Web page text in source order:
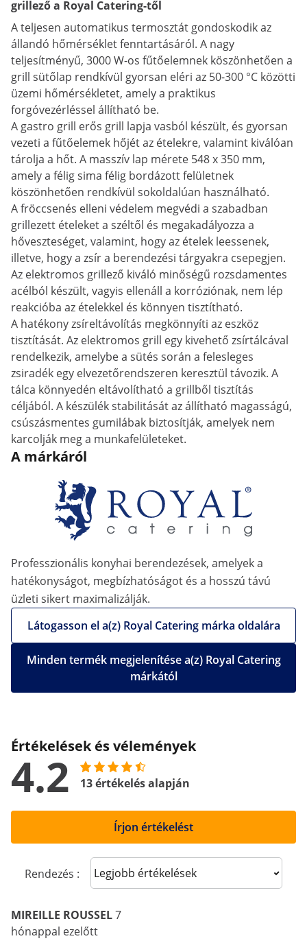
grillező a Royal Catering-től
A teljesen automatikus termosztát gondoskodik az
állandó hőmérséklet fenntartásáról. A nagy
teljesítményű, 3000 W-os fűtőelemnek köszönhetően a
grill sütőlap rendkívül gyorsan eléri az 50-300 °C közötti
üzemi hőmérsékletet, amely a praktikus
forgóvezérléssel állítható be.
A gastro grill erős grill lapja vasból készült, és gyorsan
vezeti a fűtőelemek hőjét az ételekre, valamint kiválóan
tárolja a hőt. A masszív lap mérete 548 x 350 mm,
amely a félig sima félig bordázott felületnek
köszönhetően rendkívül sokoldalúan használható.
A fröccsenés elleni védelem megvédi a szabadban
grillezett ételeket a széltől és megakadályozza a
hőveszteséget, valamint, hogy az ételek leessenek,
illetve, hogy a zsír a berendezési tárgyakra csepegjen.
Az elektromos grillező kiváló minőségű rozsdamentes
acélból készült, vagyis ellenáll a korróziónak, nem lép
reakcióba az ételekkel és könnyen tisztítható.
A hatékony zsíreltávolítás megkönnyíti az eszköz
tisztítását. Az elektromos grill egy kivehető zsírtálcával
rendelkezik, amelybe a sütés során a felesleges
zsiradék egy elvezetőrendszeren keresztül távozik. A
tálca könnyedén eltávolítható a grillből tisztítás
céljából. A készülék stabilitását az állítható magasságú,
csúszásmentes gumilábak biztosítják, amelyek nem
karcolják meg a munkafelületeket.
A márkáról
Professzionális konyhai berendezések, amelyek a
hatékonyságot, megbízhatóságot és a hosszú távú
üzleti sikert maximalizálják.
Látogasson el a(z) Royal Catering márka oldalára
Minden termék megjelenítése a(z) Royal Catering
márkától
Értékelések és vélemények
4.2 13 értékelés alapján
Írjon értékelést
Rendezés : Sort reviews
MIREILLE ROUSSEL7
hónappal ezelőtt